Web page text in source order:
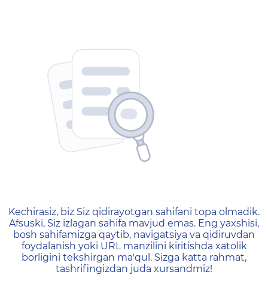
404 — Страница не
Kechirasiz, biz Siz qidirayotgan sahifani topa olmadik.
Afsuski, Siz izlagan sahifa mavjud emas. Eng yaxshisi,
bosh sahifamizga qaytib, navigatsiya va qidiruvdan
foydalanish yoki URL manzilini kiritishda xatolik
borligini tekshirgan ma'qul. Sizga katta rahmat,
tashrifingizdan juda xursandmiz!